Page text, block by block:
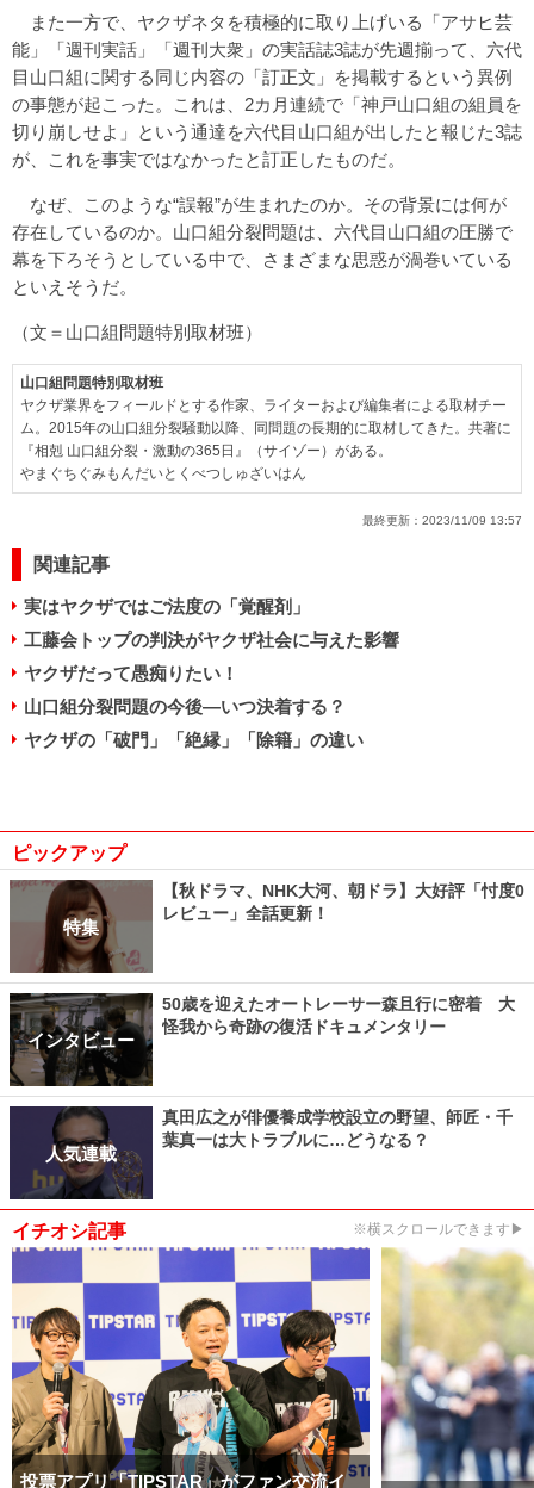
また一方で、ヤクザネタを積極的に取り上げいる「アサヒ芸
能」「週刊実話」「週刊大衆」の実話誌3誌が先週揃って、六代
目山口組に関する同じ内容の「訂正文」を掲載するという異例
の事態が起こった。これは、2カ月連続で「神戸山口組の組員を
切り崩しせよ」という通達を六代目山口組が出したと報じた3誌
が、これを事実ではなかったと訂正したものだ。
なぜ、このような“誤報”が生まれたのか。その背景には何が
存在しているのか。山口組分裂問題は、六代目山口組の圧勝で
幕を下ろそうとしている中で、さまざまな思惑が渦巻いている
といえそうだ。
（文＝山口組問題特別取材班）
山口組問題特別取材班
ヤクザ業界をフィールドとする作家、ライターおよび編集者による取材チー
ム。2015年の山口組分裂騒動以降、同問題の長期的に取材してきた。共著に
『相剋 山口組分裂・激動の365日』（サイゾー）がある。
やまぐちぐみもんだいとくべつしゅざいはん
最終更新： 2023/11/09 13:57
関連記事
実はヤクザではご法度の「覚醒剤」
工藤会トップの判決がヤクザ社会に与えた影響
ヤクザだって愚痴りたい！
山口組分裂問題の今後―いつ決着する？
ヤクザの「破門」「絶縁」「除籍」の違い
ピックアップ
特集
【秋ドラマ、NHK大河、朝ドラ】大好評「忖度0
レビュー」全話更新！
インタビュー
50歳を迎えたオートレーサー森且行に密着 大
怪我から奇跡の復活ドキュメンタリー
人気連載
真田広之が俳優養成学校設立の野望、師匠・千
葉真一は大トラブルに…どうなる？
イチオシ記事 ※横スクロールできます▶
投票アプリ「TIPSTAR」がファン交流イ